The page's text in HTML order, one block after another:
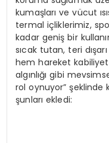
kumaşları ve vücut
termal içliklerimiz,
kadar geniş bir
sıcak tutan, teri
hem hareket
algınlığı gibi
rol oynuyor” şeklinde
şunları ekledi: